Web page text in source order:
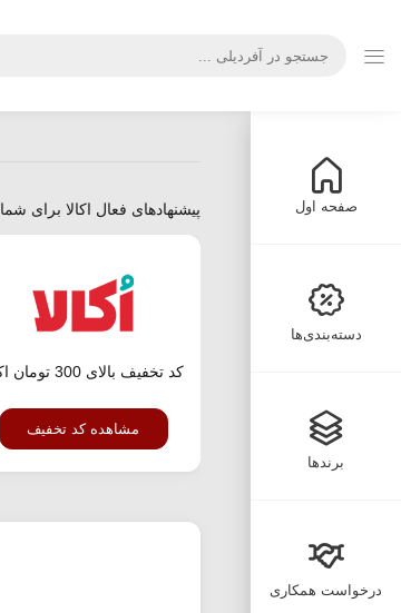
صفحه اول
دسته‌بندی‌ها
برندها
درخواست همکاری
پیشنهادهای فعال اکالا برای شما
کد تخفیف بالای 300 تومان اکالا
مشاهده کد تخفیف